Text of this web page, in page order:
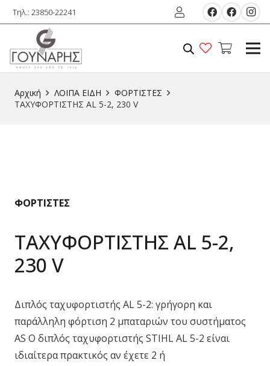
Τηλ.: 23850-22241
Αρχική ΛΟΙΠΑ ΕIΔΗ
ΦΟΡΤΙΣΤΕΣ
ΤΑΧΥΦΟΡΤΙΣΤΗΣ AL 5-2, 230 V
ΦΟΡΤΙΣΤΕΣ
ΤΑΧΥΦΟΡΤΙΣΤΗΣ AL 5-2,
230 V
Διπλός ταχυφορτιστής AL 5-2: γρήγορη και
παράλληλη φόρτιση 2 μπαταριών του συστήματος
AS Ο διπλός ταχυφορτιστής STIHL AL 5-2 είναι
ιδιαίτερα πρακτικός αν έχετε 2 ή